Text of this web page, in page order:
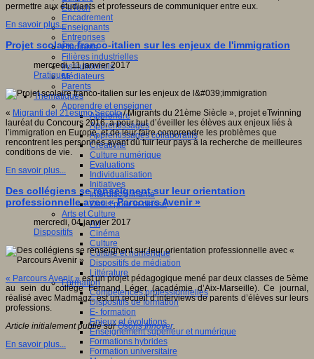
EdTech
Encadrement
Enseignants
Entreprises
Etudiants
Filières industrielles
Institutionnels
Médiateurs
Parents
Thématiques
Apprendre et enseigner
Apprendre
Apprentissages
Apprentissages collaboratifs
Créativité
Culture numérique
Evaluations
Individualisation
Initiatives
Interdisciplinarité
Outils pour la classe
Arts et Culture
Art
Cinéma
Culture
Culture et numérique
Dispositifs de médiation
Littérature
Formation
Compétences professionnelles
Dispositifs de formation
E- formation
Enjeux et évolutions
Enseignement supérieur et numérique
Formations hybrides
Formation universitaire
permettre aux étudiants et professeurs de communiquer entre eux.
En savoir plus...
Projet scolaire franco-italien sur les enjeux de l'immigration
mercredi, 11 janvier 2017
Pratiques
« Migranti del 21esimo Secolo/ Migrants du 21ème Siècle », projet eTwinning
lauréat du Concours 2016, a pour but d’éveiller les élèves aux enjeux liés à
l’immigration en Europe, et de leur faire comprendre les problèmes que
rencontrent les personnes ayant dû fuir leur pays à la recherche de meilleures
conditions de vie.
En savoir plus...
Des collégiens se renseignent sur leur orientation
professionnelle avec « Parcours Avenir »
mercredi, 04 janvier 2017
Dispositifs
« Parcours Avenir »est un projet pédagogique mené par deux classes de 5ème
au sein du collège Fernand Léger (académie d’Aix-Marseille). Ce journal,
réalisé avec Madmagz, est un recueil d’interviews de parents d’élèves sur leurs
professions.
Article initialement publié surOsons Innover.
En savoir plus...